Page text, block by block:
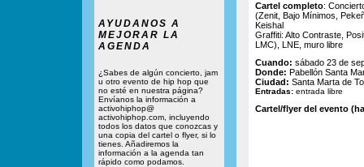
AYUDANOS A
MEJORAR LA
AGENDA
¿Sabes de algún concierto, jam
u otro evento de hip hop que
no esté en nuestra página?
Envíanos la información a
activohiphop@
activohiphop.com, incluyendo
todos los datos que conozcas y
una copia del cartel o flyer, si lo
tienes. Añadiremos la
información a la agenda tan
rápido como podamos.
Cartel completo:
(Zenit, Bajo Mínimos,
Keishal
Graffiti: Alto Contraste,
LMC), LNE, muro libre
Cuando: sábado 23 de
Donde: Pabellón Santa
Ciudad: Santa Marta de
Entradas: entrada libre
Cartel/flyer del evento